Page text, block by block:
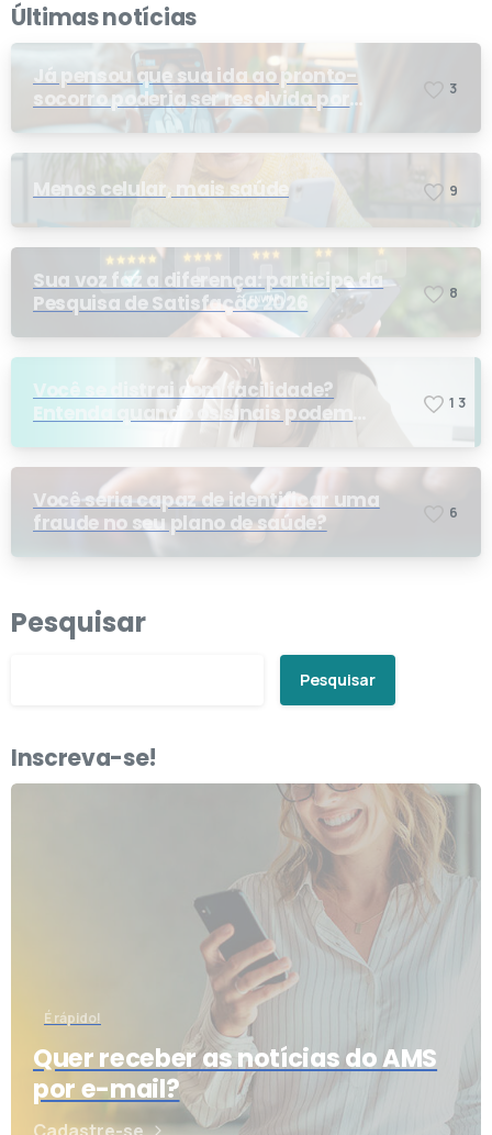
Últimas notícias
Já pensou que sua ida ao pronto-
socorro poderia ser resolvida por
telemedicina?
3
Menos celular, mais saúde 9
Sua voz faz a diferença: participe da
Pesquisa de Satisfação 2026
8
Você se distrai com facilidade?
Entenda quando os sinais podem
1 3
Você seria capaz de identificar uma
fraude no seu plano de saúde?
6
Pesquisar
Pesquisar
Inscreva-se!
É rápido!
Quer receber as notícias do AMS
por e-mail?
Cadastre-se